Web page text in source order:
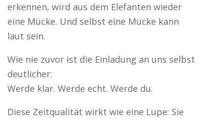
erkennen, wird aus dem Elefanten wieder
eine Mücke. Und selbst eine Mücke kann
laut sein.
Wie nie zuvor ist die Einladung an uns selbst
deutlicher:
Werde klar. Werde echt. Werde du.
Diese Zeitqualität wirkt wie eine Lupe: Sie